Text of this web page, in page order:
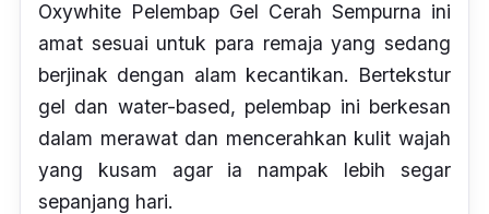
Oxywhite Pelembap Gel Cerah Sempurna ini
amat sesuai untuk para remaja yang sedang
berjinak dengan alam kecantikan. Bertekstur
gel dan water-based, pelembap ini berkesan
dalam merawat dan mencerahkan kulit wajah
yang kusam agar ia nampak lebih segar
sepanjang hari.